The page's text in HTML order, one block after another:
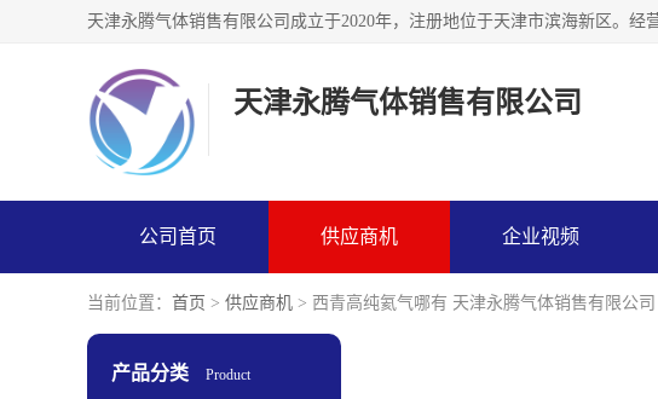
天津永腾气体销售有限公司
公司首页 供应商机 企业视频
当前位置： 首页 > 供应商机 > 西青高纯氦气哪有 天津永腾气体销售有限公司
产品分类 Product